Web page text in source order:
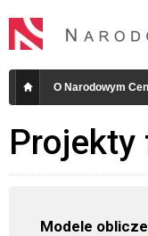
O Narodowym
Projekty
Modele